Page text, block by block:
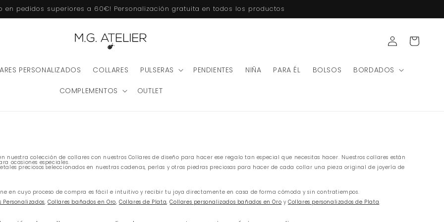
en pedidos superiores a 60€! Personalización gratuita en todos los productos
PERSONALIZADOS COLLARES PULSERAS PENDIENTES NIÑA PARA ÉL BOLSOS BORDADOS
COMPLEMENTOS OUTLET
Iniciar
sesión
Carrito
colección de collares con nuestros Collares de diseño para hacer ese regalo tan especial que necesitas hacer. Nuestros collares están
ocasiones especiales.
preciosos seleccionados en nuestras cadenas, perlas y otras piedras preciosas para hacer de cada collar una pieza original de joyería de
en cuyo proceso de compra es fácil e intuitivo y recibir tu joya directamente en casa de forma cómoda y sin contratiempos.
Personalizados,Collares bañados en Oro,Collares de Plata,Collares personalizados bañados en Oro yCollares personalizados de Plata.